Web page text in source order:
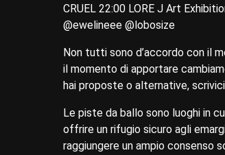
CRUEL 22:00 LORE J Art
@ewelineee @lobosize
Non tutti sono d’accordo con il
il momento di apportare
hai proposte o alternative,
Le piste da ballo sono luoghi in
offrire un rifugio sicuro agli
raggiungere un ampio consenso